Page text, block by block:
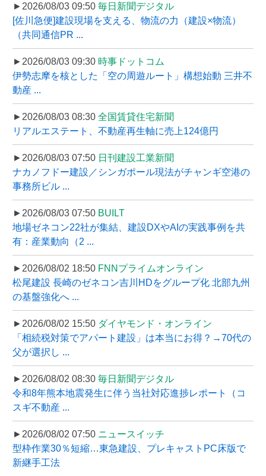
►2026/08/03 09:50 毎日新聞デジタル
[佐川急便]建設現場を支える、物流の力（建設×物流）
（共同通信PR ...
►2026/08/03 09:30 時事ドットコム
伊勢志摩を核とした「空の周遊ルート」構想始動 三井不
動産 ...
►2026/08/03 08:30 全国賃貸住宅新聞
リアルエステート、不動産再生軸に売上124億円
►2026/08/03 07:50 日刊建設工業新聞
ナカノフドー建設／シンガポール現法がチャンギ空港の
事務所ビル ...
►2026/08/03 07:50 BUILT
地場ゼネコン22社が集結、建設DXやAIの実践事例を共
有：産業動向（2 ...
►2026/08/02 18:50 FNNプライムオンライン
松尾建設 長崎のゼネコン吉川HDをグループ化 北部九州
の基盤強化へ ...
►2026/08/02 15:50 ダイヤモンド・オンライン
「相続税対策でアパート建設」は本当にお得？→70代の
父が選択し ...
►2026/08/02 08:30 毎日新聞デジタル
令和8年熊本地震発生に伴う当社対応進捗レポート（コ
スギ不動産 ...
►2026/08/02 07:50 ニュースイッチ
型枠作業30％短縮…東急建設、プレキャストPC床版で
新継手工法